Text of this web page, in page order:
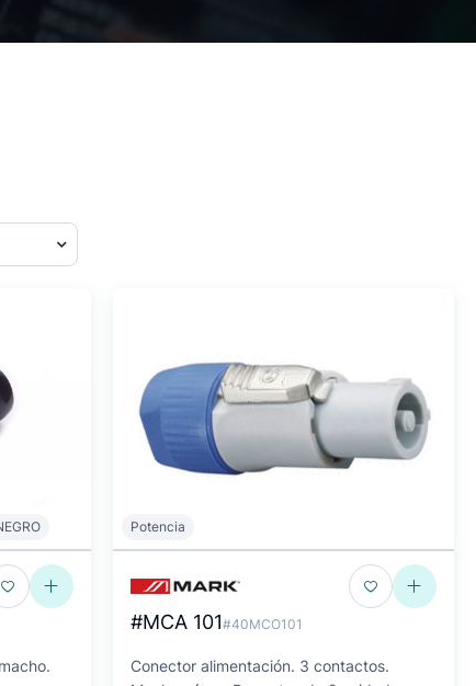
Potencia
#MCA 101#40MCO101
Conector alimentación. 3 contactos.